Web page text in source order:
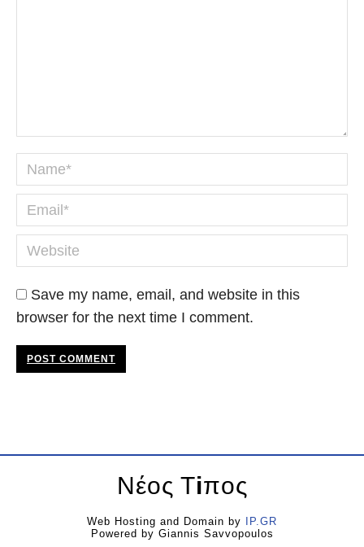
Name *
Email *
Website
Save my name, email, and website in this
browser for the next time I comment.
POST COMMENT
Νέος Τiπος
Web Hosting and Domain by
IP.GR
Powered by Giannis Savvopoulos